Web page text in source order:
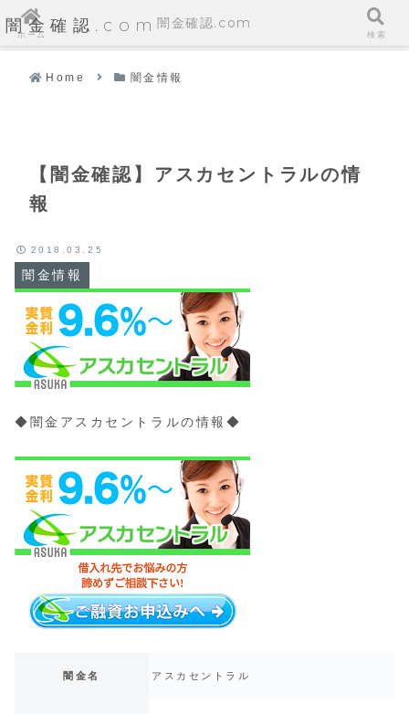
闇金確認.com
Home 闇金情報
【闇金確認】アスカセントラルの情
報
闇金情報
2018.03.25
◆闇金アスカセントラルの情報◆
闇金名 アスカセントラル
ホーム
闇金確認.com
検索